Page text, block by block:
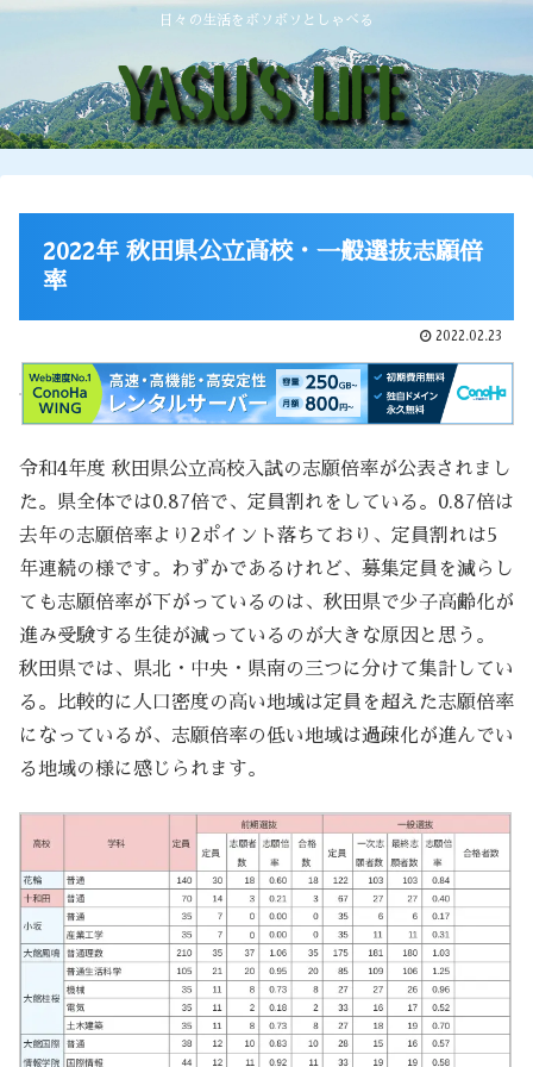
日々の生活をボソボソとしゃべる
2022年 秋田県公立高校・一般選抜志願倍
率
2022.02.23
令和4年度 秋田県公立高校入試の志願倍率が公表されまし
た。県全体では0.87倍で、定員割れをしている。0.87倍は
去年の志願倍率より2ポイント落ちており、定員割れは5
年連続の様です。わずかであるけれど、募集定員を減らし
ても志願倍率が下がっているのは、秋田県で少子高齢化が
進み受験する生徒が減っているのが大きな原因と思う。
秋田県では、県北・中央・県南の三つに分けて集計してい
る。比較的に人口密度の高い地域は定員を超えた志願倍率
になっているが、志願倍率の低い地域は過疎化が進んでい
る地域の様に感じられます。